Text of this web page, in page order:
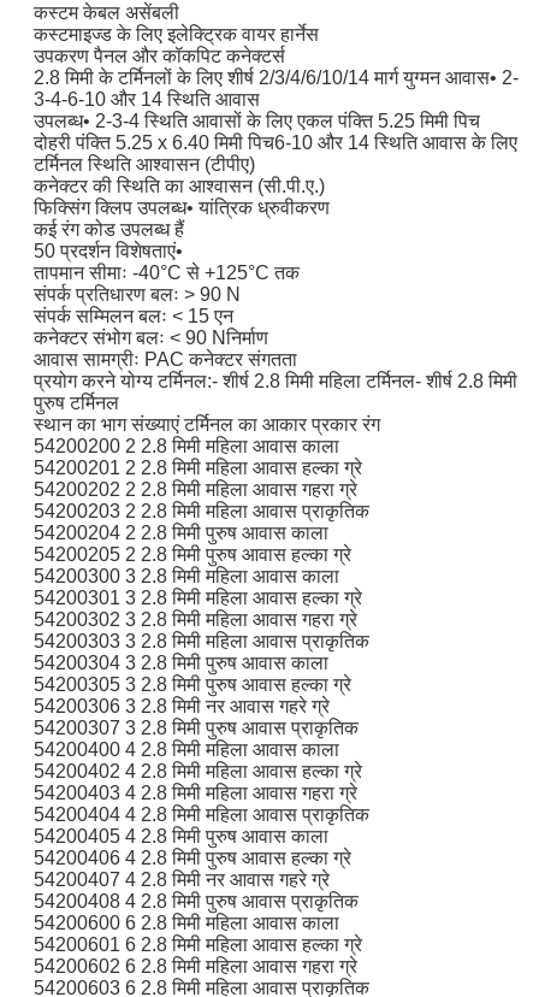
कस्टम केबल असेंबली
कस्टमाइज्ड के लिए इलेक्ट्रिक वायर हार्नेस
उपकरण पैनल और कॉकपिट कनेक्टर्स
2.8 मिमी के टर्मिनलों के लिए शीर्ष 2/3/4/6/10/14 मार्ग युग्मन आवास• 2-
3-4-6-10 और 14 स्थिति आवास
उपलब्ध• 2-3-4 स्थिति आवासों के लिए एकल पंक्ति 5.25 मिमी पिच
दोहरी पंक्ति 5.25 x 6.40 मिमी पिच6-10 और 14 स्थिति आवास के लिए
टर्मिनल स्थिति आश्वासन (टीपीए)
कनेक्टर की स्थिति का आश्वासन (सी.पी.ए.)
फिक्सिंग क्लिप उपलब्ध• यांत्रिक ध्रुवीकरण
कई रंग कोड उपलब्ध हैं
50 प्रदर्शन विशेषताएं•
तापमान सीमाः -40°C से +125°C तक
संपर्क प्रतिधारण बलः > 90 N
संपर्क सम्मिलन बलः < 15 एन
कनेक्टर संभोग बलः < 90 Nनिर्माण
आवास सामग्रीः PAC कनेक्टर संगतता
प्रयोग करने योग्य टर्मिनल:- शीर्ष 2.8 मिमी महिला टर्मिनल- शीर्ष 2.8 मिमी
पुरुष टर्मिनल
स्थान का भाग संख्याएं टर्मिनल का आकार प्रकार रंग
54200200 2 2.8 मिमी महिला आवास काला
54200201 2 2.8 मिमी महिला आवास हल्का ग्रे
54200202 2 2.8 मिमी महिला आवास गहरा ग्रे
54200203 2 2.8 मिमी महिला आवास प्राकृतिक
54200204 2 2.8 मिमी पुरुष आवास काला
54200205 2 2.8 मिमी पुरुष आवास हल्का ग्रे
54200300 3 2.8 मिमी महिला आवास काला
54200301 3 2.8 मिमी महिला आवास हल्का ग्रे
54200302 3 2.8 मिमी महिला आवास गहरा ग्रे
54200303 3 2.8 मिमी महिला आवास प्राकृतिक
54200304 3 2.8 मिमी पुरुष आवास काला
54200305 3 2.8 मिमी पुरुष आवास हल्का ग्रे
54200306 3 2.8 मिमी नर आवास गहरे ग्रे
54200307 3 2.8 मिमी पुरुष आवास प्राकृतिक
54200400 4 2.8 मिमी महिला आवास काला
54200402 4 2.8 मिमी महिला आवास हल्का ग्रे
54200403 4 2.8 मिमी महिला आवास गहरा ग्रे
54200404 4 2.8 मिमी महिला आवास प्राकृतिक
54200405 4 2.8 मिमी पुरुष आवास काला
54200406 4 2.8 मिमी पुरुष आवास हल्का ग्रे
54200407 4 2.8 मिमी नर आवास गहरे ग्रे
54200408 4 2.8 मिमी पुरुष आवास प्राकृतिक
54200600 6 2.8 मिमी महिला आवास काला
54200601 6 2.8 मिमी महिला आवास हल्का ग्रे
54200602 6 2.8 मिमी महिला आवास गहरा ग्रे
54200603 6 2.8 मिमी महिला आवास प्राकृतिक